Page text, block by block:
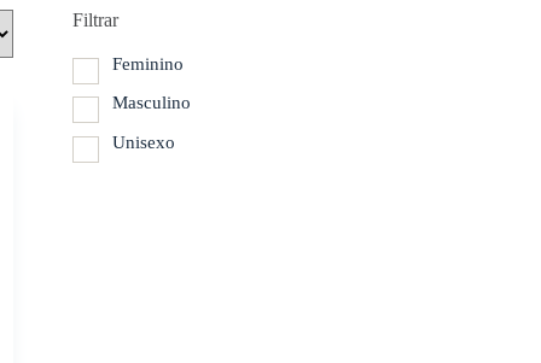
Filtrar
Feminino
Masculino
Unisexo